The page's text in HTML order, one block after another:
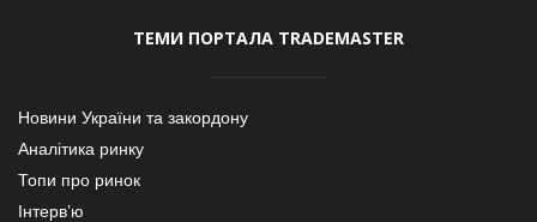
ТЕМИ ПОРТАЛА TRADEMASTER
Новини України та закордону
Аналітика ринку
Топи про ринок
Інтерв’ю